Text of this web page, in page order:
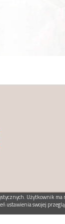
Użytkownik
ustawienia swojej